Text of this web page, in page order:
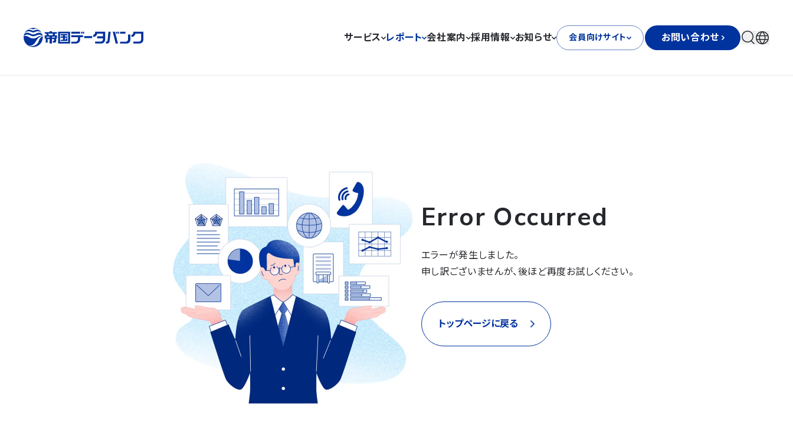
サービス レポート 会社案内 採用情報 お知らせ 会員向けサイト お問い合わせ
Error Occurred
エラーが発生しました。
申し訳ございませんが、後ほど再度お試しください。
トップページに戻る